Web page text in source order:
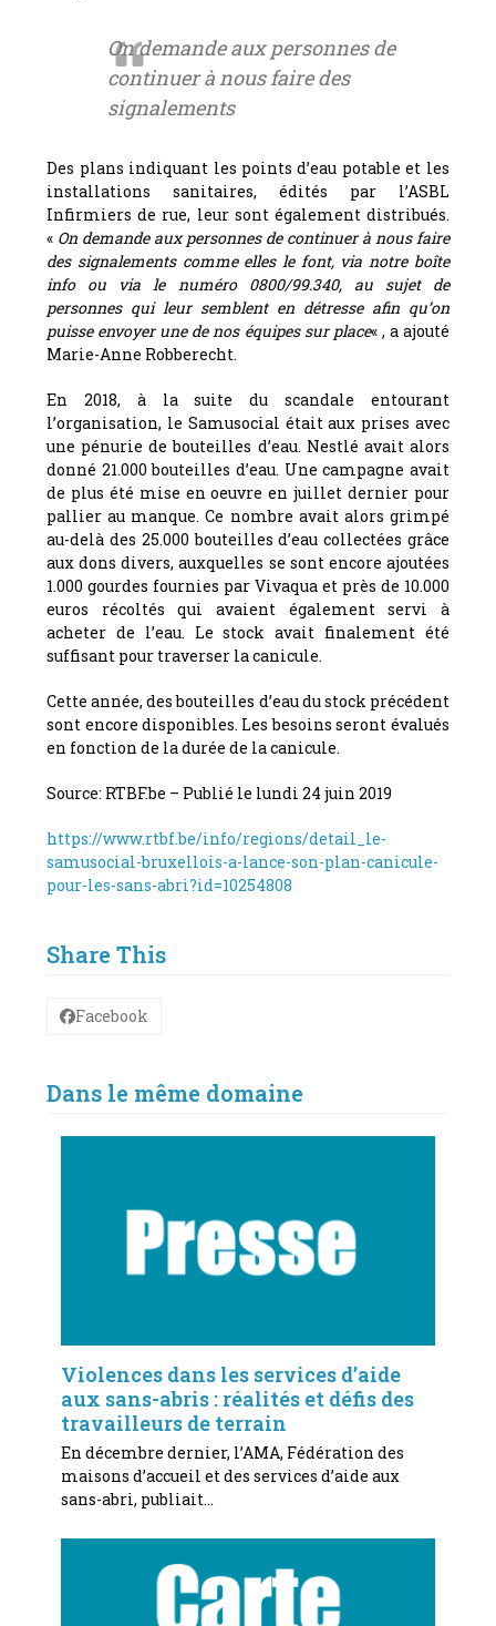
On demande aux personnes de
continuer à nous faire des
signalements
Des plans indiquant les points d’eau potable et les
installations sanitaires, édités par l’ASBL
Infirmiers de rue, leur sont également distribués.
« On demande aux personnes de continuer à nous faire
des signalements comme elles le font, via notre boîte
info ou via le numéro 0800/99.340, au sujet de
personnes qui leur semblent en détresse afin qu’on
puisse envoyer une de nos équipes sur place« , a ajouté
Marie-Anne Robberecht.
En 2018, à la suite du scandale entourant
l’organisation, le Samusocial était aux prises avec
une pénurie de bouteilles d’eau. Nestlé avait alors
donné 21.000 bouteilles d’eau. Une campagne avait
de plus été mise en oeuvre en juillet dernier pour
pallier au manque. Ce nombre avait alors grimpé
au-delà des 25.000 bouteilles d’eau collectées grâce
aux dons divers, auxquelles se sont encore ajoutées
1.000 gourdes fournies par Vivaqua et près de 10.000
euros récoltés qui avaient également servi à
acheter de l’eau. Le stock avait finalement été
suffisant pour traverser la canicule.
Cette année, des bouteilles d’eau du stock précédent
sont encore disponibles. Les besoins seront évalués
en fonction de la durée de la canicule.
Source: RTBF.be – Publié le lundi 24 juin 2019
https://www.rtbf.be/info/regions/detail_le-
samusocial-bruxellois-a-lance-son-plan-canicule-
pour-les-sans-abri?id=10254808
Share This
Facebook
Dans le même domaine
Violences dans les services d’aide
aux sans-abris : réalités et défis des
travailleurs de terrain
En décembre dernier, l’AMA, Fédération des
maisons d’accueil et des services d’aide aux
sans-abri, publiait…